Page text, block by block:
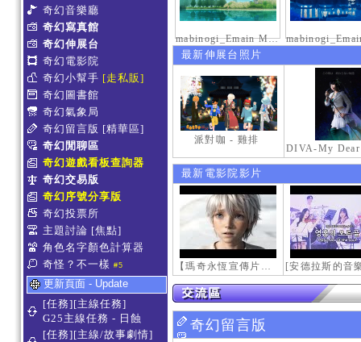
奇幻音樂廳
奇幻寫真館
奇幻伸展台
奇幻電影院
奇幻小幫手 [走私販]
奇幻圖書館
奇幻氣象局
奇幻留言版 [精華區]
奇幻閒聊區
奇幻遊戲看板查詢器
奇幻交易版
奇幻序號分享版
奇幻投票所
主題討論 [焦點]
角色名字顏色計算器
奇怪？不一樣 #5
更新頁面 - Update
[任務][主線任務]
G25主線任務 - 日蝕
[任務][主線/故事劇情]
mabinogi_Emain Macha_0900-1200_1
最新伸展台照片
派對咖 - 雞排
最新電影院影片
【瑪奇永恆宣傳片】最初的感動
奇幻留言版